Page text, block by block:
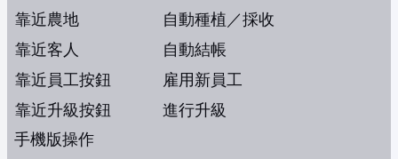
靠近農地
自動種植／採收
靠近客人
自動結帳
靠近員工按鈕
雇用新員工
靠近升級按鈕
進行升級
手機版操作